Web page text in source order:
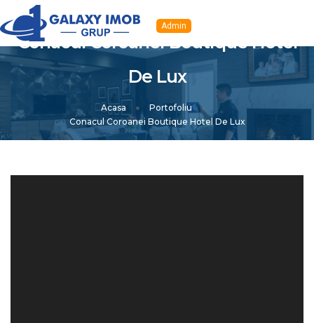
Admin
Conacul Coroanei Boutique Hotel
De Lux
Acasa
Portofoliu
Conacul Coroanei Boutique Hotel De Lux